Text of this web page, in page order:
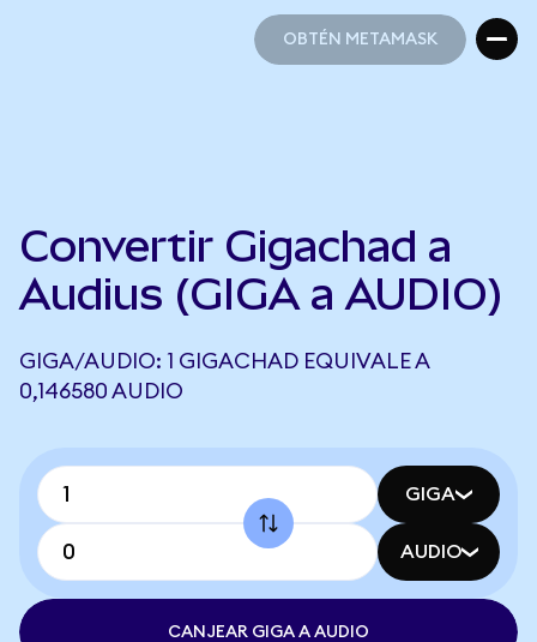
OBTÉN METAMASK
Convertir Gigachad a
Audius (GIGA a AUDIO)
GIGA/AUDIO: 1 GIGACHAD EQUIVALE A
0,146580 AUDIO
GIGA
AUDIO
CANJEAR GIGA A AUDIO